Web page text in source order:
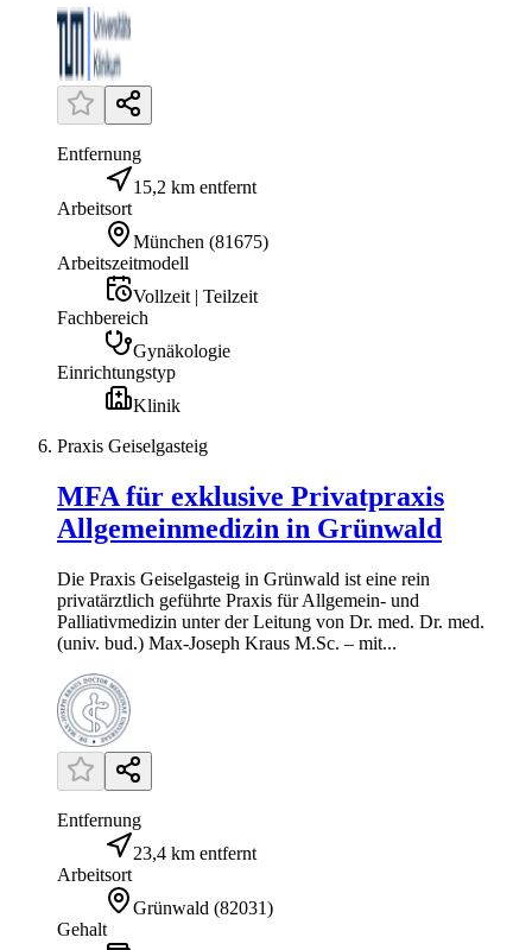
Entfernung
15,2 km entfernt
Arbeitsort
München (81675)
Arbeitszeitmodell
Vollzeit | Teilzeit
Fachbereich
Gynäkologie
Einrichtungstyp
Klinik
Praxis Geiselgasteig
MFA für exklusive Privatpraxis
Allgemeinmedizin in Grünwald
Die Praxis Geiselgasteig in Grünwald ist eine rein
privatärztlich geführte Praxis für Allgemein- und
Palliativmedizin unter der Leitung von Dr. med. Dr. med.
(univ. bud.) Max-Joseph Kraus M.Sc. – mit...
Entfernung
23,4 km entfernt
Arbeitsort
Grünwald (82031)
Gehalt